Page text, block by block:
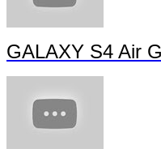
GALAXY S4 Air